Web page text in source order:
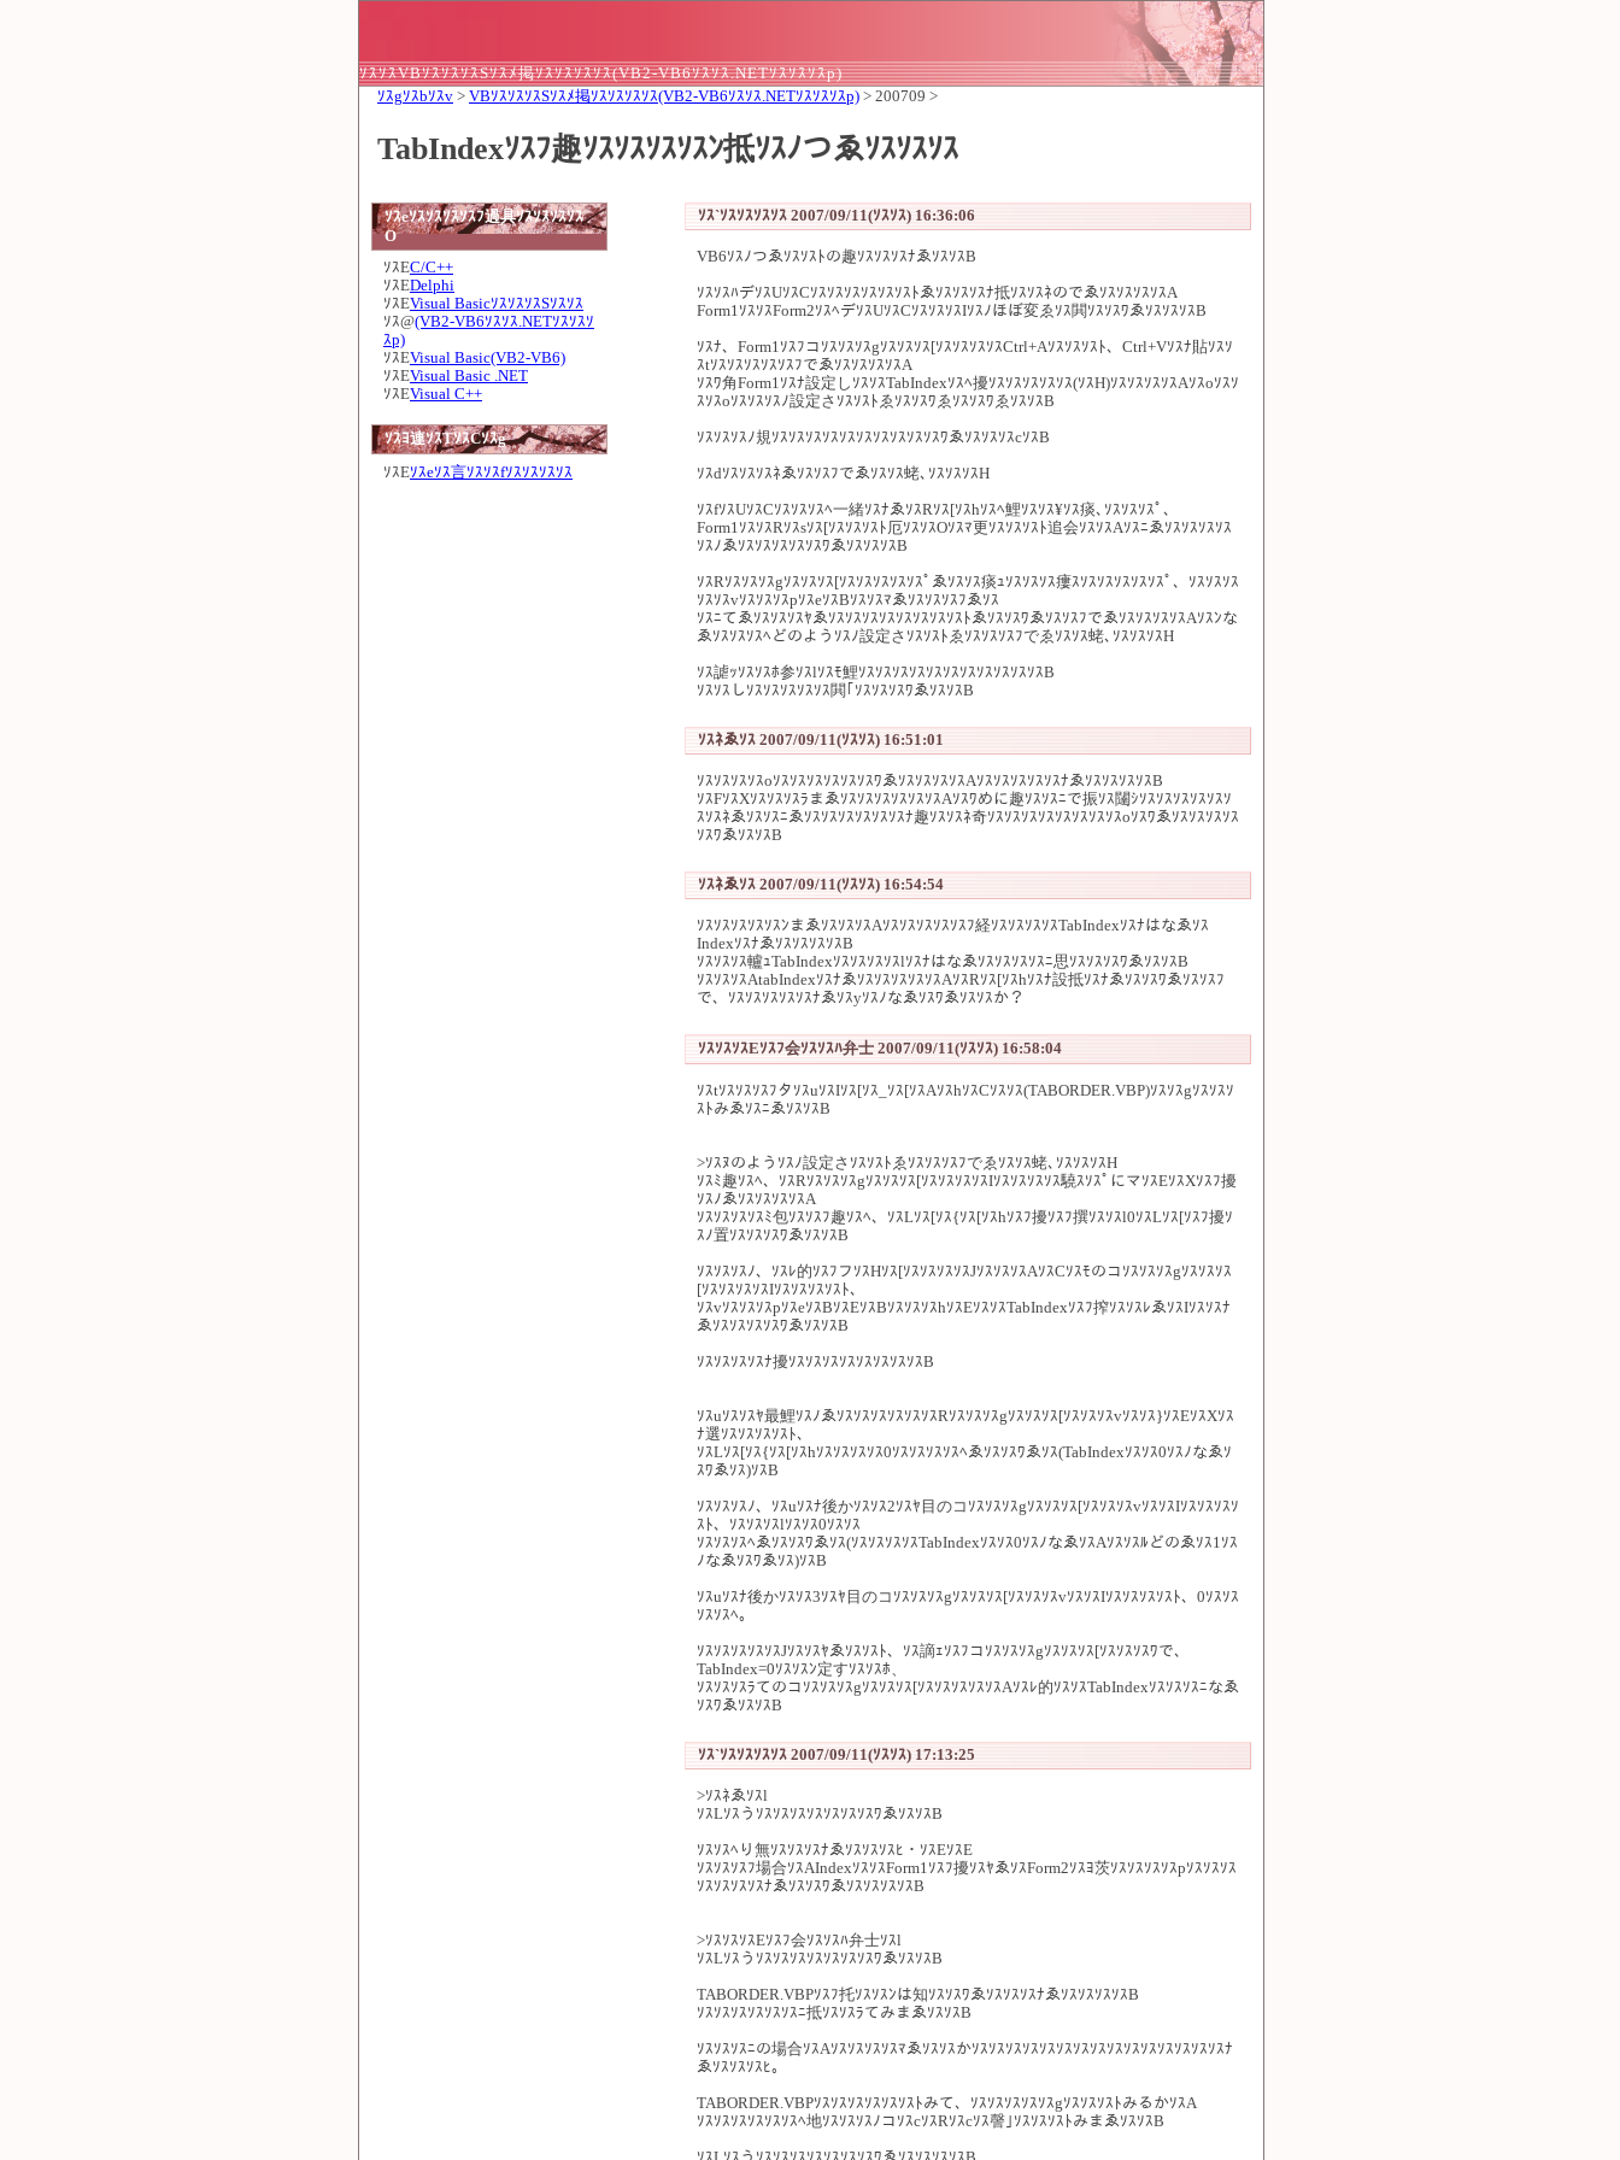
ｿｽｿｽVBｿｽｿｽｿｽSｿｽﾒ掲ｿｽｿｽｿｽｿｽ(VB2-VB6ｿｽｿｽ.NETｿｽｿｽｿｽp)
ｿｽgｿｽbｿｽv > VBｿｽｿｽｿｽSｿｽﾒ掲ｿｽｿｽｿｽｿｽ(VB2-VB6ｿｽｿｽ.NETｿｽｿｽｿｽp) > 200709 >
TabIndexｿｽﾌ趣ｿｽｿｽｿｽｿｽﾝ抵ｿｽﾉつゑｿｽｿｽｿｽ
ｿｽeｿｽｿｽｿｽｿｽﾌ過具ｿｽｿｽｿｽｿｽ
O
ｿｽEC/C++
ｿｽEDelphi
ｿｽEVisual BasicｿｽｿｽｿｽSｿｽｿｽ
ｿｽ@(VB2-VB6ｿｽｿｽ.NETｿｽｿｽｿ
ｽp)
ｿｽEVisual Basic(VB2-VB6)
ｿｽEVisual Basic .NET
ｿｽEVisual C++
ｿｽﾖ連ｿｽTｿｽCｿｽg
ｿｽEｿｽeｿｽ言ｿｽｿｽfｿｽｿｽｿｽｿｽ
ｿｽ`ｿｽｿｽｿｽｿｽ 2007/09/11(ｿｽｿｽ) 16:36:06
VB6ｿｽﾉつゑｿｽｿｽﾄの趣ｿｽｿｽｿｽﾅゑｿｽｿｽB
ｿｽｿｽﾊデｿｽUｿｽCｿｽｿｽｿｽｿｽｿｽｿｽﾄゑｿｽｿｽｿｽﾅ抵ｿｽｿｽﾈのでゑｿｽｿｽｿｽｿｽA
Form1ｿｽｿｽForm2ｿｽﾍデｿｽUｿｽCｿｽｿｽｿｽIｿｽﾉほぼ変ゑｿｽ閧ｿｽｿｽﾜゑｿｽｿｽｿｽB
ｿｽﾅ、Form1ｿｽﾌコｿｽｿｽｿｽgｿｽｿｽｿｽ[ｿｽｿｽｿｽｿｽCtrl+Aｿｽｿｽｿｽﾄ、Ctrl+Vｿｽﾅ貼ｿｽｿ
ｽtｿｽｿｽｿｽｿｽｿｽﾌでゑｿｽｿｽｿｽｿｽA
ｿｽﾜ角Form1ｿｽﾅ設定しｿｽｿｽTabIndexｿｽﾍ擾ｿｽｿｽｿｽｿｽｿｽ(ｿｽH)ｿｽｿｽｿｽｿｽAｿｽoｿｽｿ
ｽｿｽoｿｽｿｽｿｽﾉ設定さｿｽｿｽﾄゑｿｽｿｽﾜゑｿｽｿｽﾜゑｿｽｿｽB
ｿｽｿｽｿｽﾉ規ｿｽｿｽｿｽｿｽｿｽｿｽｿｽｿｽｿｽｿｽﾜゑｿｽｿｽｿｽcｿｽB
ｿｽdｿｽｿｽｿｽﾈゑｿｽｿｽﾌでゑｿｽｿｽ蛯､ｿｽｿｽｿｽH
ｿｽfｿｽUｿｽCｿｽｿｽｿｽﾍ一緒ｿｽﾅゑｿｽRｿｽ[ｿｽhｿｽﾍ鯉ｿｽｿｽ¥ｿｽ痰､ｿｽｿｽｿｽﾟ、
Form1ｿｽｿｽRｿｽsｿｽ[ｿｽｿｽｿｽﾄ厄ｿｽｿｽOｿｽﾏ更ｿｽｿｽｿｽﾄ追会ｿｽｿｽAｿｽﾆゑｿｽｿｽｿｽｿｽ
ｿｽﾉゑｿｽｿｽｿｽｿｽｿｽﾜゑｿｽｿｽｿｽB
ｿｽRｿｽｿｽｿｽgｿｽｿｽｿｽ[ｿｽｿｽｿｽｿｽｿｽﾟゑｿｽｿｽ痰ｭｿｽｿｽｿｽ瘻ｽｿｽｿｽｿｽｿｽｿｽﾟ、ｿｽｿｽｿｽ
ｿｽｿｽvｿｽｿｽｿｽpｿｽeｿｽBｿｽｿｽﾏゑｿｽｿｽｿｽﾌゑｿｽ
ｿｽﾆてゑｿｽｿｽｿｽﾔゑｿｽｿｽｿｽｿｽｿｽｿｽｿｽｿｽﾄゑｿｽｿｽﾜゑｿｽｿｽﾌでゑｿｽｿｽｿｽｿｽAｿｽﾝな
ゑｿｽｿｽｿｽﾍどのようｿｽﾉ設定さｿｽｿｽﾄゑｿｽｿｽｿｽﾌでゑｿｽｿｽ蛯､ｿｽｿｽｿｽH
ｿｽ謔ｯｿｽｿｽﾎ参ｿｽlｿｽﾓ鯉ｿｽｿｽｿｽｿｽｿｽｿｽｿｽｿｽｿｽｿｽｿｽB
ｿｽｿｽしｿｽｿｽｿｽｿｽｿｽ閧｢ｿｽｿｽｿｽﾜゑｿｽｿｽB
ｿｽﾈゑｿｽ 2007/09/11(ｿｽｿｽ) 16:51:01
ｿｽｿｽｿｽｿｽoｿｽｿｽｿｽｿｽｿｽｿｽﾜゑｿｽｿｽｿｽｿｽAｿｽｿｽｿｽｿｽｿｽﾅゑｿｽｿｽｿｽｿｽB
ｿｽFｿｽXｿｽｿｽｿｽﾗまゑｿｽｿｽｿｽｿｽｿｽｿｽAｿｽﾜめに趣ｿｽｿｽﾆで振ｿｽ闥ｼｿｽｿｽｿｽｿｽｿｽｿ
ｽｿｽﾈゑｿｽｿｽﾆゑｿｽｿｽｿｽｿｽｿｽｿｽﾅ趣ｿｽｿｽﾈ奇ｿｽｿｽｿｽｿｽｿｽｿｽｿｽｿｽoｿｽﾜゑｿｽｿｽｿｽｿｽ
ｿｽﾜゑｿｽｿｽB
ｿｽﾈゑｿｽ 2007/09/11(ｿｽｿｽ) 16:54:54
ｿｽｿｽｿｽｿｽｿｽﾝまゑｿｽｿｽｿｽAｿｽｿｽｿｽｿｽｿｽﾌ経ｿｽｿｽｿｽｿｽTabIndexｿｽﾅはなゑｿｽ
IndexｿｽﾅゑｿｽｿｽｿｽｿｽB
ｿｽｿｽｿｽ轤ｭTabIndexｿｽｿｽｿｽｿｽlｿｽﾅはなゑｿｽｿｽｿｽｿｽﾆ思ｿｽｿｽｿｽﾜゑｿｽｿｽB
ｿｽｿｽｿｽAtabIndexｿｽﾅゑｿｽｿｽｿｽｿｽｿｽAｿｽRｿｽ[ｿｽhｿｽﾅ設抵ｿｽﾅゑｿｽｿｽﾜゑｿｽｿｽﾌ
で、ｿｽｿｽｿｽｿｽｿｽﾅゑｿｽyｿｽﾉなゑｿｽﾜゑｿｽｿｽか？
ｿｽｿｽｿｽEｿｽﾌ会ｿｽｿｽﾊ弁士 2007/09/11(ｿｽｿｽ) 16:58:04
ｿｽtｿｽｿｽｿｽﾌタｿｽuｿｽIｿｽ[ｿｽ_ｿｽ[ｿｽAｿｽhｿｽCｿｽｿｽ(TABORDER.VBP)ｿｽｿｽgｿｽｿｽｿ
ｽﾄみゑｿｽﾆゑｿｽｿｽB
>ｿｽﾇのようｿｽﾉ設定さｿｽｿｽﾄゑｿｽｿｽｿｽﾌでゑｿｽｿｽ蛯､ｿｽｿｽｿｽH
ｿｽﾐ趣ｿｽﾍ、ｿｽRｿｽｿｽｿｽgｿｽｿｽｿｽ[ｿｽｿｽｿｽｿｽIｿｽｿｽｿｽｿｽ驍ｽｿｽﾟにマｿｽEｿｽXｿｽﾌ擾
ｿｽﾉゑｿｽｿｽｿｽｿｽA
ｿｽｿｽｿｽｿｽﾐ包ｿｽｿｽﾌ趣ｿｽﾍ、ｿｽLｿｽ[ｿｽ{ｿｽ[ｿｽhｿｽﾌ擾ｿｽﾌ撰ｿｽｿｽl0ｿｽLｿｽ[ｿｽﾌ擾ｿ
ｽﾉ置ｿｽｿｽｿｽﾜゑｿｽｿｽB
ｿｽｿｽｿｽﾉ、ｿｽﾚ的ｿｽﾌフｿｽHｿｽ[ｿｽｿｽｿｽｿｽJｿｽｿｽｿｽAｿｽCｿｽﾓのコｿｽｿｽｿｽgｿｽｿｽｿｽ
[ｿｽｿｽｿｽｿｽIｿｽｿｽｿｽｿｽﾄ、
ｿｽvｿｽｿｽｿｽpｿｽeｿｽBｿｽEｿｽBｿｽｿｽｿｽhｿｽEｿｽｿｽTabIndexｿｽﾌ搾ｿｽｿｽﾚゑｿｽIｿｽｿｽﾅ
ゑｿｽｿｽｿｽｿｽﾜゑｿｽｿｽB
ｿｽｿｽｿｽｿｽﾅ擾ｿｽｿｽｿｽｿｽｿｽｿｽｿｽｿｽB
ｿｽuｿｽｿｽﾔ最鯉ｿｽﾉゑｿｽｿｽｿｽｿｽｿｽｿｽRｿｽｿｽｿｽgｿｽｿｽｿｽ[ｿｽｿｽｿｽvｿｽｿｽ}ｿｽEｿｽXｿｽ
ﾅ選ｿｽｿｽｿｽｿｽﾄ、
ｿｽLｿｽ[ｿｽ{ｿｽ[ｿｽhｿｽｿｽｿｽｿｽ0ｿｽｿｽｿｽｿｽﾍゑｿｽｿｽﾜゑｿｽ(TabIndexｿｽｿｽ0ｿｽﾉなゑｿ
ｽﾜゑｿｽ)ｿｽB
ｿｽｿｽｿｽﾉ、ｿｽuｿｽﾅ後かｿｽｿｽ2ｿｽﾔ目のコｿｽｿｽｿｽgｿｽｿｽｿｽ[ｿｽｿｽｿｽvｿｽｿｽIｿｽｿｽｿｽｿ
ｽﾄ、ｿｽｿｽｿｽlｿｽｿｽ0ｿｽｿｽ
ｿｽｿｽｿｽﾍゑｿｽｿｽﾜゑｿｽ(ｿｽｿｽｿｽｿｽTabIndexｿｽｿｽ0ｿｽﾉなゑｿｽAｿｽｿｽﾙどのゑｿｽ1ｿｽ
ﾉなゑｿｽﾜゑｿｽ)ｿｽB
ｿｽuｿｽﾅ後かｿｽｿｽ3ｿｽﾔ目のコｿｽｿｽｿｽgｿｽｿｽｿｽ[ｿｽｿｽｿｽvｿｽｿｽIｿｽｿｽｿｽｿｽﾄ、0ｿｽｿｽ
ｿｽｿｽﾍ。
ｿｽｿｽｿｽｿｽｿｽJｿｽｿｽﾔゑｿｽｿｽﾄ、ｿｽ謫ｪｿｽﾌコｿｽｿｽｿｽgｿｽｿｽｿｽ[ｿｽｿｽｿｽﾜで、
TabIndex=0ｿｽｿｽﾝ定すｿｽｿｽﾎ、
ｿｽｿｽｿｽﾗてのコｿｽｿｽｿｽgｿｽｿｽｿｽ[ｿｽｿｽｿｽｿｽｿｽAｿｽﾚ的ｿｽｿｽTabIndexｿｽｿｽｿｽﾆなゑ
ｿｽﾜゑｿｽｿｽB
ｿｽ`ｿｽｿｽｿｽｿｽ 2007/09/11(ｿｽｿｽ) 17:13:25
>ｿｽﾈゑｿｽl
ｿｽLｿｽうｿｽｿｽｿｽｿｽｿｽｿｽｿｽﾜゑｿｽｿｽB
ｿｽｿｽﾍり無ｿｽｿｽｿｽﾅゑｿｽｿｽｿｽﾋ・ｿｽEｿｽE
ｿｽｿｽｿｽﾌ場合ｿｽAIndexｿｽｿｽForm1ｿｽﾌ擾ｿｽﾔゑｿｽForm2ｿｽﾖ茨ｿｽｿｽｿｽｿｽpｿｽｿｽｿｽ
ｿｽｿｽｿｽｿｽﾅゑｿｽｿｽﾜゑｿｽｿｽｿｽｿｽB
>ｿｽｿｽｿｽEｿｽﾌ会ｿｽｿｽﾊ弁士ｿｽl
ｿｽLｿｽうｿｽｿｽｿｽｿｽｿｽｿｽｿｽﾜゑｿｽｿｽB
TABORDER.VBPｿｽﾌ托ｿｽｿｽﾝは知ｿｽｿｽﾜゑｿｽｿｽｿｽﾅゑｿｽｿｽｿｽｿｽB
ｿｽｿｽｿｽｿｽｿｽｿｽﾆ抵ｿｽｿｽﾗてみまゑｿｽｿｽB
ｿｽｿｽｿｽﾆの場合ｿｽAｿｽｿｽｿｽｿｽﾏゑｿｽｿｽかｿｽｿｽｿｽｿｽｿｽｿｽｿｽｿｽｿｽｿｽｿｽｿｽｿｽｿｽｿｽﾅ
ゑｿｽｿｽｿｽﾋ。
TABORDER.VBPｿｽｿｽｿｽｿｽｿｽｿｽﾄみて、ｿｽｿｽｿｽｿｽｿｽgｿｽｿｽｿｽﾄみるかｿｽA
ｿｽｿｽｿｽｿｽｿｽｿｽﾍ地ｿｽｿｽｿｽﾉコｿｽcｿｽRｿｽcｿｽ謦｣ｿｽｿｽｿｽﾄみまゑｿｽｿｽB